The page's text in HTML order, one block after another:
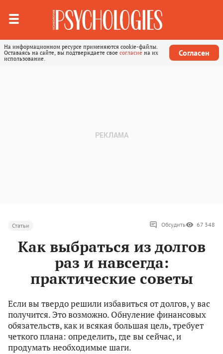
На информационном ресурсе применяются cookie-файлы.
Оставаясь на сайте, вы подтверждаете свое согласие на их
использование.
Согласен
Статьи Обсудить 67 348
Как выбраться из долгов
раз и навсегда:
практические советы
Если вы твердо решили избавиться от долгов, у вас
получится. Это возможно. Обнуление финансовых
обязательств, как и всякая большая цель, требует
четкого плана: определить, где вы сейчас, и
продумать необходимые шаги.